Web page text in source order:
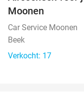
Moonen
Car Service Moonen
Beek
Verkocht: 17